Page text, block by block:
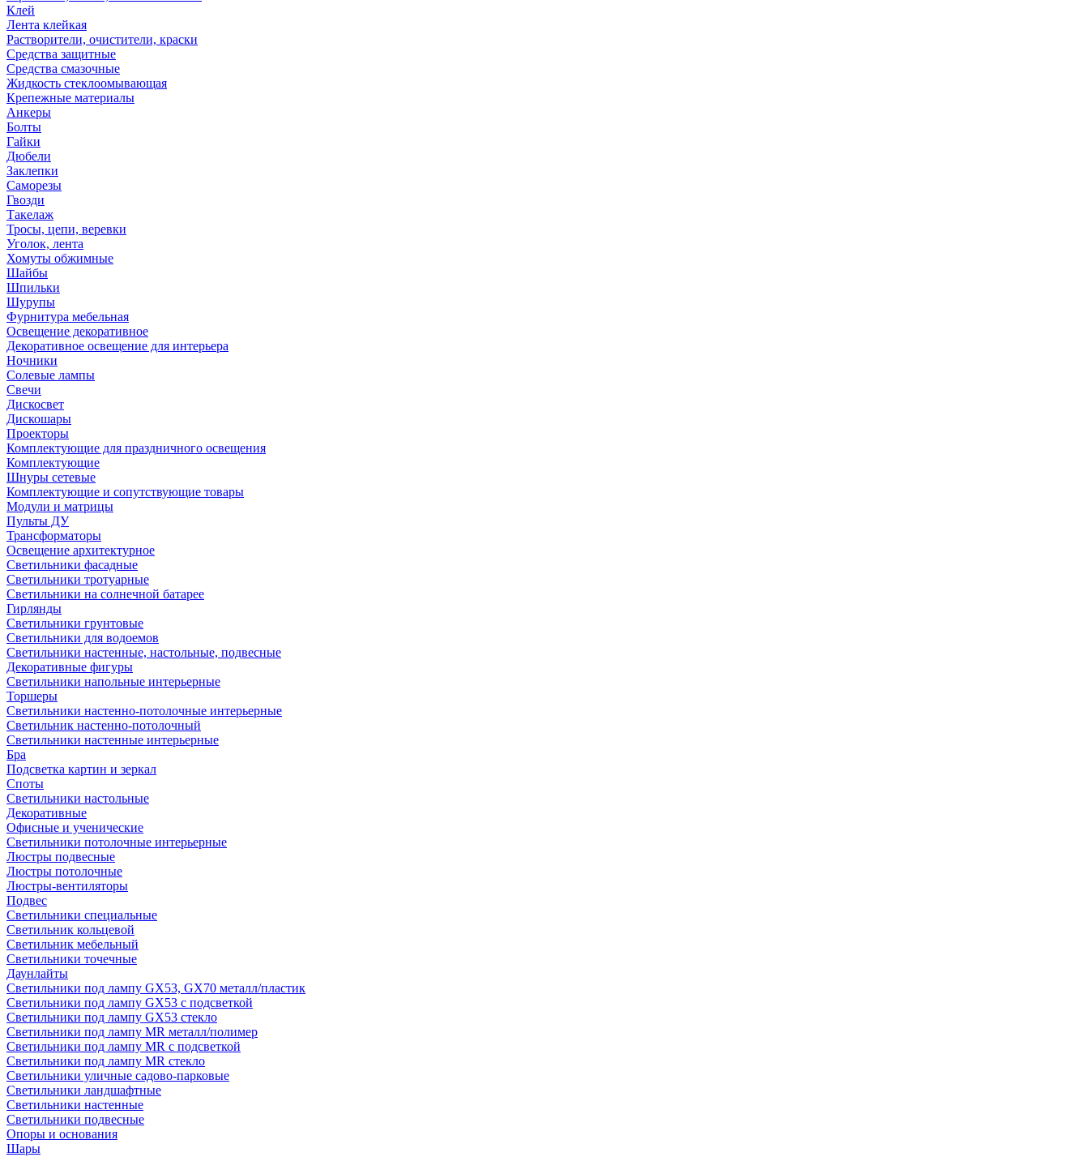
Клей
Лента клейкая
Растворители, очистители, краски
Средства защитные
Средства смазочные
Жидкость стеклоомывающая
Крепежные материалы
Анкеры
Болты
Гайки
Дюбели
Заклепки
Саморезы
Гвозди
Такелаж
Тросы, цепи, веревки
Уголок, лента
Хомуты обжимные
Шайбы
Шпильки
Шурупы
Фурнитура мебельная
Освещение декоративное
Декоративное освещение для интерьера
Ночники
Солевые лампы
Свечи
Дискосвет
Дискошары
Проекторы
Комплектующие для праздничного освещения
Комплектующие
Шнуры сетевые
Комплектующие и сопутствующие товары
Модули и матрицы
Пульты ДУ
Трансформаторы
Освещение архитектурное
Светильники фасадные
Светильники тротуарные
Светильники на солнечной батарее
Гирлянды
Светильники грунтовые
Светильники для водоемов
Светильники настенные, настольные, подвесные
Декоративные фигуры
Светильники напольные интерьерные
Торшеры
Светильники настенно-потолочные интерьерные
Светильник настенно-потолочный
Светильники настенные интерьерные
Бра
Подсветка картин и зеркал
Споты
Светильники настольные
Декоративные
Офисные и ученические
Светильники потолочные интерьерные
Люстры подвесные
Люстры потолочные
Люстры-вентиляторы
Подвес
Светильники специальные
Светильник кольцевой
Светильник мебельный
Светильники точечные
Даунлайты
Светильники под лампу GX53, GX70 металл/пластик
Светильники под лампу GX53 с подсветкой
Светильники под лампу GX53 стекло
Светильники под лампу MR металл/полимер
Светильники под лампу MR с подсветкой
Светильники под лампу MR стекло
Светильники уличные садово-парковые
Светильники ландшафтные
Светильники настенные
Светильники подвесные
Опоры и основания
Шары